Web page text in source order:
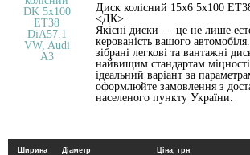
Диск колісний 15x6 5x100
<ДК>
Якісні диски — це не лише
керованість вашого
зібрані легкові та вантажні
найвищим стандартам
ідеальний варіант за
оформлюйте замовлення з
населеного пункту України.
Ширина Діаметр Ціна, грн